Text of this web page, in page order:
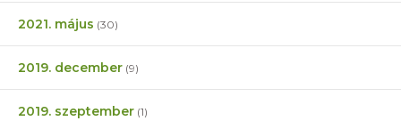
2021. május (30)
2019. december (9)
2019. szeptember (1)